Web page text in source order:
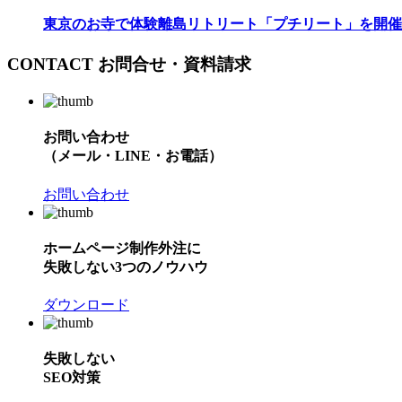
東京のお寺で体験離島リトリート「プチリート」を開
CONTACT お問合せ・資料請求
お問い合わせ
（メール・LINE・お電話）
お問い合わせ
ホームページ制作外注に
失敗しない3つのノウハウ
ダウンロード
失敗しない
SEO対策